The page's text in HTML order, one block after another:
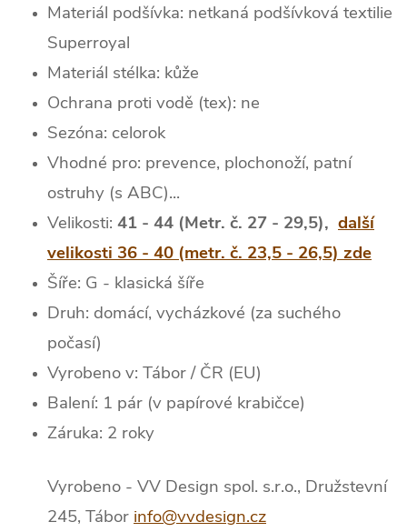
Materiál podšívka: netkaná podšívková textilie
Superroyal
Materiál stélka: kůže
Ochrana proti vodě (tex): ne
Sezóna: celorok
Vhodné pro: prevence, plochonoží, patní
ostruhy (s ABC)...
Velikosti: 41 - 44 (Metr. č. 27 - 29,5), další
velikosti 36 - 40 (metr. č. 23,5 - 26,5) zde
Šíře: G - klasická šíře
Druh: domácí, vycházkové (za suchého
počasí)
Vyrobeno v: Tábor / ČR (EU)
Balení: 1 pár (v papírové krabičce)
Záruka: 2 roky
Vyrobeno - VV Design spol. s.r.o., Družstevní
245, Tábor info@vvdesign.cz